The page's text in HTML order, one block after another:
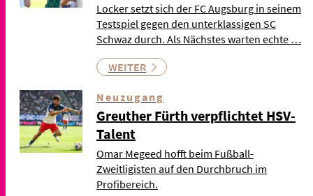
Locker setzt sich der FC Augsburg in seinem
Testspiel gegen den unterklassigen SC
Schwaz durch. Als Nächstes warten echte …
WEITER
Neuzugang
Greuther Fürth verpflichtet HSV-
Talent
Omar Megeed hofft beim Fußball-
Zweitligisten auf den Durchbruch im
Profibereich.